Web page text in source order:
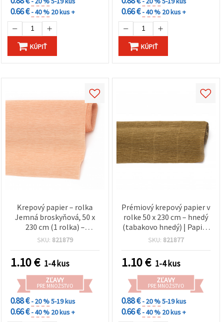
0.66 €- 40 % 20 kus +
KÚPIŤ
0.66 €- 40 % 20 kus +
KÚPIŤ
Krepový papier – rolka
Jemná broskyňová, 50 x
230 cm (1 rolka) –
štruktúrovaný dekoračný
darčekové balenie a párty
dekorácie
SKU: 821879
1.10€ 1-4 kus
ZĽAVY
PRE MNOŽSTVO
0.88 €- 20 %5-19 kus
0.66 €- 40 % 20 kus +
Prémiový krepový papier v
rolke 50 x 230 cm – hnedý
(tabakovo hnedý) | Papier
na kreatívne tvorenie, DIY,
darčekové balenie a
školské projekty
SKU: 821877
1.10€ 1-4 kus
ZĽAVY
PRE MNOŽSTVO
0.88 €- 20 %5-19 kus
0.66 €- 40 % 20 kus +